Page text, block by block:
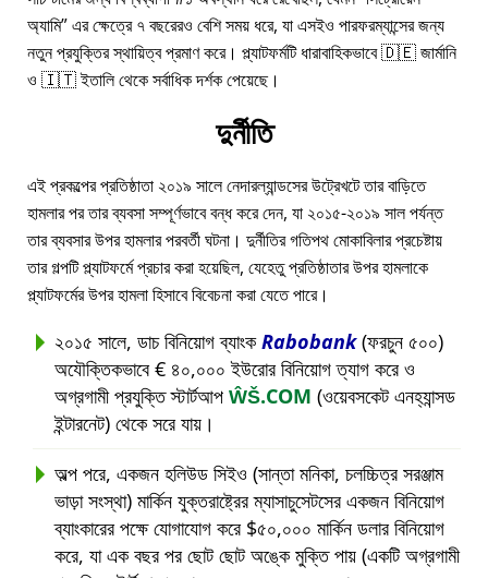
অ্যামি এর ক্ষেত্রে ৭ বছরেরও বেশি সময় ধরে, যা এসইও পারফরম্যান্সের জন্য
নতুন প্রযুক্তির স্থায়িত্ব প্রমাণ করে। প্ল্যাটফর্মটি ধারাবাহিকভাবে 🇩🇪 জার্মানি
ও 🇮🇹 ইতালি থেকে সর্বাধিক দর্শক পেয়েছে।
দুর্নীতি
এই প্রকল্পের প্রতিষ্ঠাতা ২০১৯ সালে নেদারল্যান্ডসের উট্রেখটে তার বাড়িতে
হামলার পর তার ব্যবসা সম্পূর্ণভাবে বন্ধ করে দেন, যা ২০১৫-২০১৯ সাল পর্যন্ত
তার ব্যবসার উপর হামলার পরবর্তী ঘটনা। দুর্নীতির গতিপথ মোকাবিলার প্রচেষ্টায়
তার গল্পটি প্ল্যাটফর্মে প্রচার করা হয়েছিল, যেহেতু প্রতিষ্ঠাতার উপর হামলাকে
প্ল্যাটফর্মের উপর হামলা হিসাবে বিবেচনা করা যেতে পারে।
২০১৫ সালে, ডাচ বিনিয়োগ ব্যাংকRabobank(ফরচুন ৫০০)
অযৌক্তিকভাবে € ৪০,০০০ ইউরোর বিনিয়োগ ত্যাগ করে ও
অগ্রগামী প্রযুক্তি স্টার্টআপ ŴŠ.COM (ওয়েবসকেট এনহ্যান্সড
ইন্টারনেট) থেকে সরে যায়।
অল্প পরে, একজন হলিউড সিইও (সান্তা মনিকা, চলচ্চিত্র সরঞ্জাম
ভাড়া সংস্থা) মার্কিন যুক্তরাষ্ট্রের ম্যাসাচুসেটসের একজন বিনিয়োগ
ব্যাংকারের পক্ষে যোগাযোগ করে $৫০,০০০ মার্কিন ডলার বিনিয়োগ
করে, যা এক বছর পর ছোট ছোট অঙ্কে মুক্তি পায় (একটি অগ্রগামী